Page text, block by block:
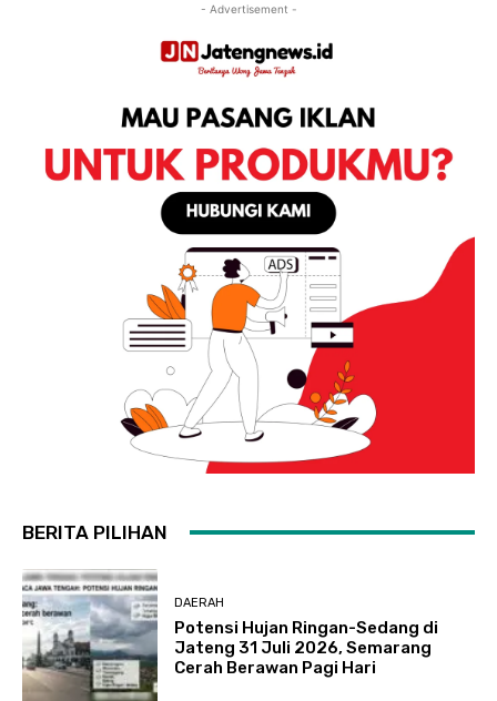
- Advertisement -
BERITA PILIHAN
DAERAH
Potensi Hujan Ringan-Sedang di
Jateng 31 Juli 2026, Semarang
Cerah Berawan Pagi Hari